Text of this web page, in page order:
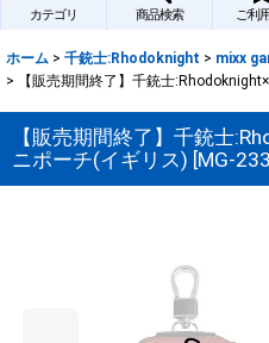
カテゴリ 商品検索 ご利
ホーム > 千銃士:Rhodoknight > mixx
>
【販売期間終了】千銃士
【販売期間終了】千銃士
ニポーチ(イギリス) [MG-